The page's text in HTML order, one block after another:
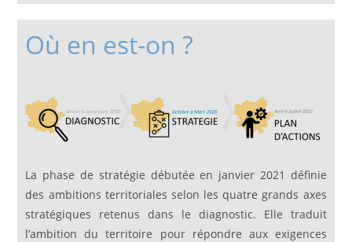
Où en est-on ?
La phase de stratégie débutée en janvier 2021 définie
des ambitions territoriales selon les quatre grands axes
stratégiques retenus dans le diagnostic. Elle traduit
l’ambition du territoire pour répondre aux exigences